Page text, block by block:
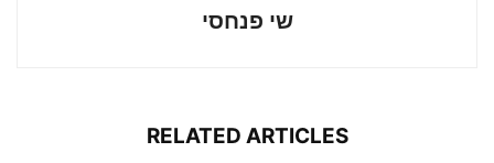
שי פנחסי
RELATED ARTICLES